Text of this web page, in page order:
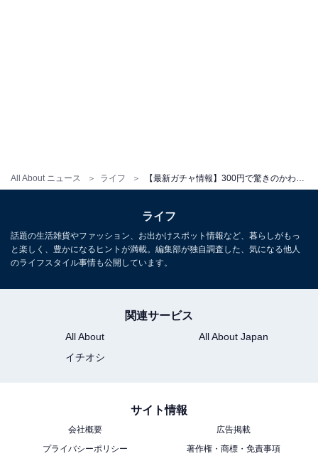
All About ニュース ライフ
再販を待ってた！ 2026年7月発売「サンリオキ
ャーム」全10種が見逃せない【最新ガチャ情
ライフ
話題の生活雑貨やファッション、お出かけスポット情報など、暮らしがもっ
と楽しく、豊かになるヒントが満載。編集部が独自調査した、気になる他人
のライフスタイル事情も公開しています。
関連サービス
All About
All About Japan
イチオシ
サイト情報
会社概要
広告掲載
プライバシーポリシー
著作権・商標・免責事項